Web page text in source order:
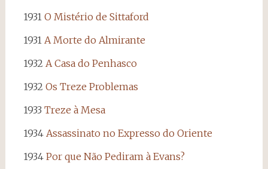
1931 O Mistério de Sittaford
1931 A Morte do Almirante
1932 A Casa do Penhasco
1932 Os Treze Problemas
1933 Treze à Mesa
1934 Assassinato no Expresso do Oriente
1934 Por que Não Pediram à Evans?